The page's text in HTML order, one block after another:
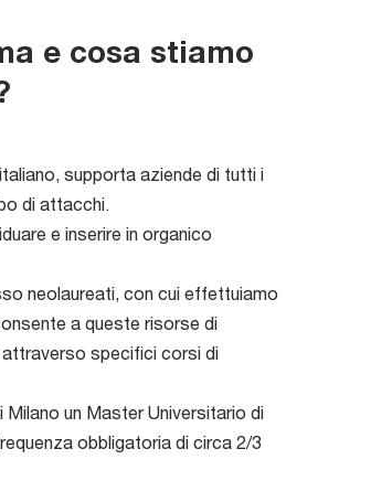
e cosa stiamo
supporta aziende di tutti i
di attacchi.
e inserire in organico
neolaureati, con cui effettuiamo
a queste risorse di
specifici corsi di
un Master Universitario di
obbligatoria di circa 2/3